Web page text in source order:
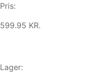
Pris:
599.95 KR.
Lager: